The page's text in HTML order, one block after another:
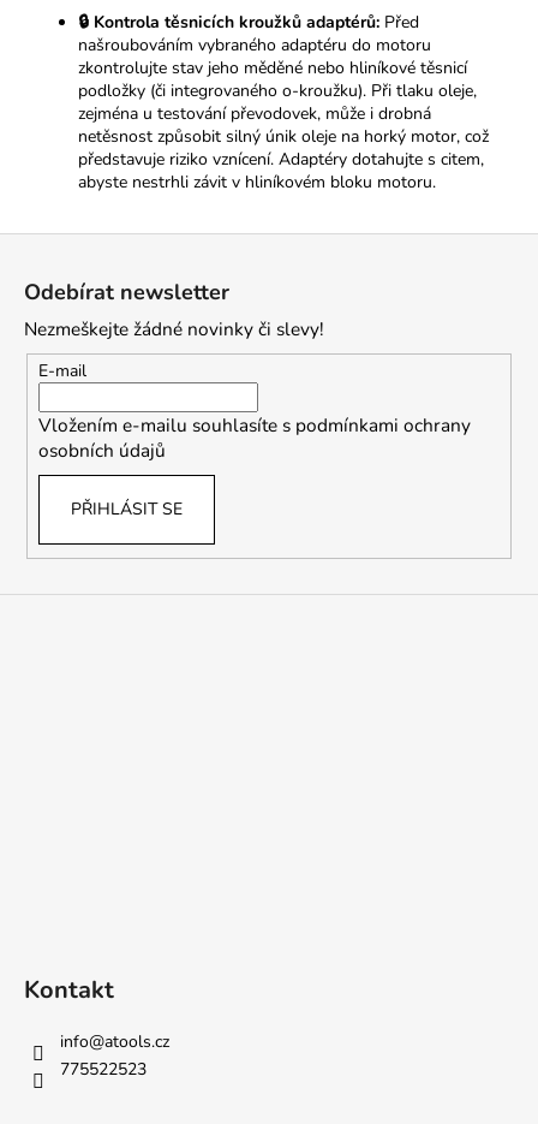
🔒 Kontrola těsnicích kroužků adaptérů: Před
našroubováním vybraného adaptéru do motoru
zkontrolujte stav jeho měděné nebo hliníkové těsnicí
podložky (či integrovaného o-kroužku). Při tlaku oleje,
zejména u testování převodovek, může i drobná
netěsnost způsobit silný únik oleje na horký motor, což
představuje riziko vznícení. Adaptéry dotahujte s citem,
abyste nestrhli závit v hliníkovém bloku motoru.
Odebírat newsletter
Nezmeškejte žádné novinky či slevy!
E-mail
Vložením e-mailu souhlasíte s podmínkami ochrany
osobních údajů
PŘIHLÁSIT SE
Kontakt
info@atools.cz
775522523